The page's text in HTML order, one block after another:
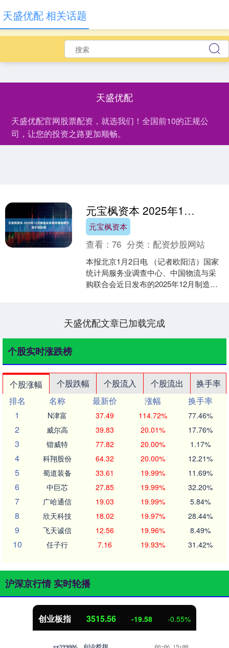
天盛优配
天盛优配官网股票配资，就选我们！全国前10的正规公
司，让您的投资之路更加顺畅。
天盛优配 相关话题
元宝枫资本 2025年12月制造业采购经理指数升至扩张区间
元宝枫资本
查看：76 分类：配资炒股网站
本报北京1月2日电 （记者欧阳洁）国家
统计局服务业调查中心、中国物流与采
购联合会近日发布的2025年12月制造业
天盛优配文章已加载完成
个股实时涨跌榜
个股涨幅 个股跌幅 个股流入 个股流出
换手率
排名
名称 最新价 涨幅
换手率
1
N津富 37.49 114.72% 77.46%
2 威尔高 39.83 20.01% 17.76%
3 锴威特 77.82 20.00% 1.17%
4 科翔股份 64.32 20.00% 12.21%
5 蜀道装备 33.61 19.99% 11.69%
6 中巨芯 27.85 19.99% 32.20%
7 广哈通信 19.03 19.99% 5.84%
8 欣天科技 18.02 19.97% 28.44%
9 飞天诚信 12.56 19.96% 8.49%
10 任子行 7.16 19.93% 31.42%
沪深京行情 实时轮播
创业板指 3515.56 -19.58 -0.55%